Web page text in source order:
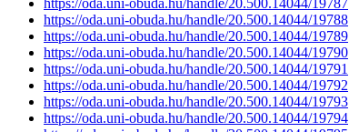
https://oda.uni-obuda.hu/handle/20.500.14044/19787
https://oda.uni-obuda.hu/handle/20.500.14044/19788
https://oda.uni-obuda.hu/handle/20.500.14044/19789
https://oda.uni-obuda.hu/handle/20.500.14044/19790
https://oda.uni-obuda.hu/handle/20.500.14044/19791
https://oda.uni-obuda.hu/handle/20.500.14044/19792
https://oda.uni-obuda.hu/handle/20.500.14044/19793
https://oda.uni-obuda.hu/handle/20.500.14044/19794